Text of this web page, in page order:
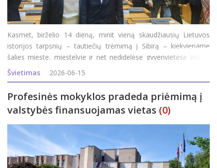
Kasmet, birželio 14 dieną, minit vieną skaudžiausių Lietuvos
istorijos tarpsnių – tautiečių trėmimą į Sibirą – kiekviename
šalies mieste, miestelyje ir net nedidelėse gyvenvietėse vyksta
simboliniai minėjimo renginiai. Šiemet sukanka 85 metai nuo
pirmojo masinio Lietuvos gy
Švietimas 2026-06-15
Profesinės mokyklos pradeda priėmimą į
valstybės finansuojamas vietas (0)